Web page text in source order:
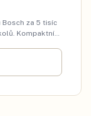
Bosch za 5 tisíc
Kompaktní